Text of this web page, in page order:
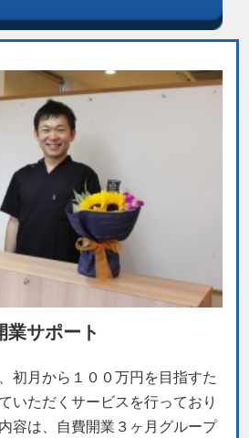
業サポート
初月から１００万円を目指すた
いただくサービスを行っており
容は、自費開業３ヶ月グループ